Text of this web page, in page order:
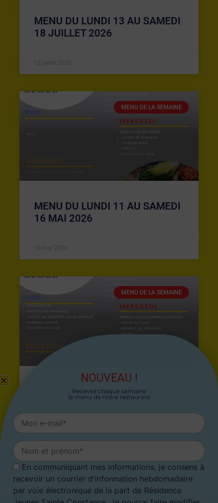
MENU DU LUNDI 13 AU SAMEDI
18 JUILLET 2026
12 juillet 2026
MENU DE LA SEMAINE
MENU DU LUNDI 11 AU SAMEDI
16 MAI 2026
10 mai 2026
MENU DE LA SEMAINE
MENU DU LUNDI 27 AVRIL AU
26 avril 2026
ARTICLE PRÉCÉDENT
Menu du 31 janvier au 6 février 2022
ARTICLE SUIVANT
Menu du 14 février au 20 février 2022
NOUVEAU !
Recevez chaque semaine
le menu de notre restaurant
En communiquant mes informations, je consens à
recevoir un courrier d'information hebdomadaire
par voie électronique de la part de Résidence